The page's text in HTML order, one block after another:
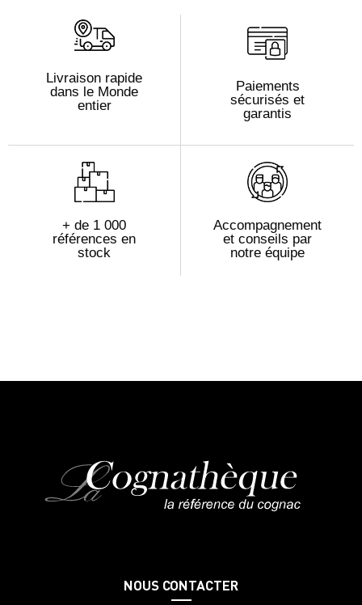
Livraison rapide
dans le Monde
entier
Paiements
sécurisés et
garantis
+ de 1 000
références en
stock
Accompagnement
et conseils par
notre équipe
NOUS CONTACTER